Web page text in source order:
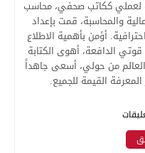
لعملي ككاتب صحفي، محاسب
والمحاسبة، قمت بإعداد
أؤمن بأهمية الاطلاع
الدافعة، أهوى الكتابة
من حولي، أسعى جاهداً
القيمة للجميع.